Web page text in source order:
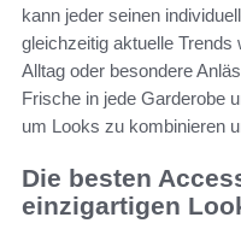
kann jeder seinen
gleichzeitig aktuelle Trends
Alltag oder besondere
Frische in jede Garderobe
um Looks zu kombinieren
Die besten
einzigartigen